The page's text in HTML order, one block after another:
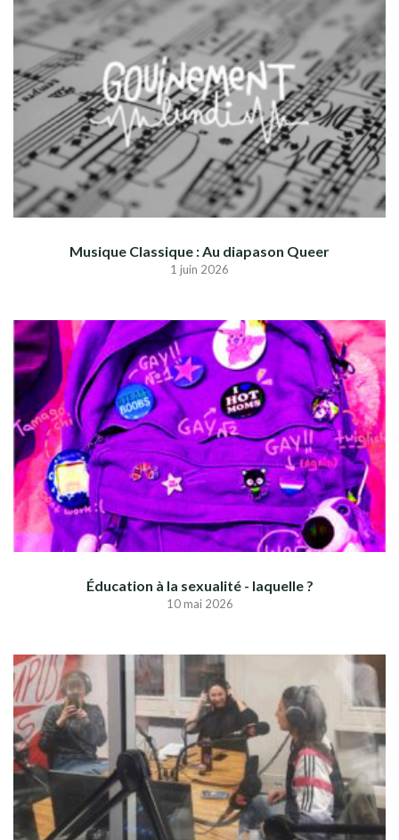
Musique Classique : Au diapason Queer
1 juin 2026
Éducation à la sexualité - laquelle ?
10 mai 2026